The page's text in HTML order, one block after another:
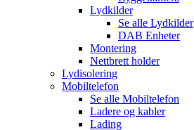
Lydkilder
Se alle Lydkilder
DAB Enheter
Montering
Nettbrett holder
Lydisolering
Mobiltelefon
Se alle Mobiltelefon
Ladere og kabler
Lading